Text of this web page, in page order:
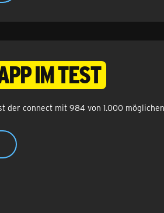
im Test
der connect mit 984 von 1.000